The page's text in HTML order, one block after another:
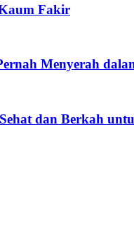
Fakir
Menyerah
dan Berkah